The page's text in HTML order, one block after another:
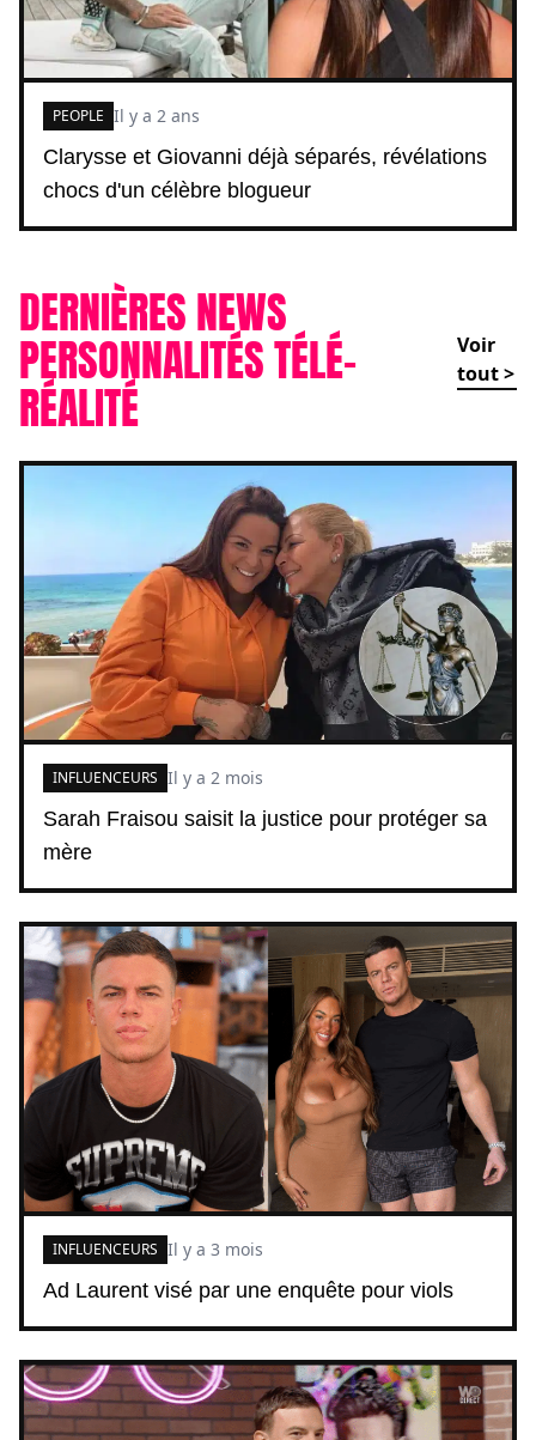
Clarysse et Giovanni déjà séparés, révélations
chocs d'un célèbre blogueur
PEOPLE Il y a 2 ans
DERNIÈRES NEWS
PERSONNALITÉS TÉLÉ-
RÉALITÉ
Voir
tout >
Sarah Fraisou saisit la justice pour protéger sa
mère
INFLUENCEURS Il y a 2 mois
Ad Laurent visé par une enquête pour viols
INFLUENCEURS Il y a 3 mois